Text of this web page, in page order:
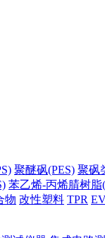
聚醚砜(PES) 聚砜
苯乙烯-丙烯腈树脂
物 改性塑料 TPR